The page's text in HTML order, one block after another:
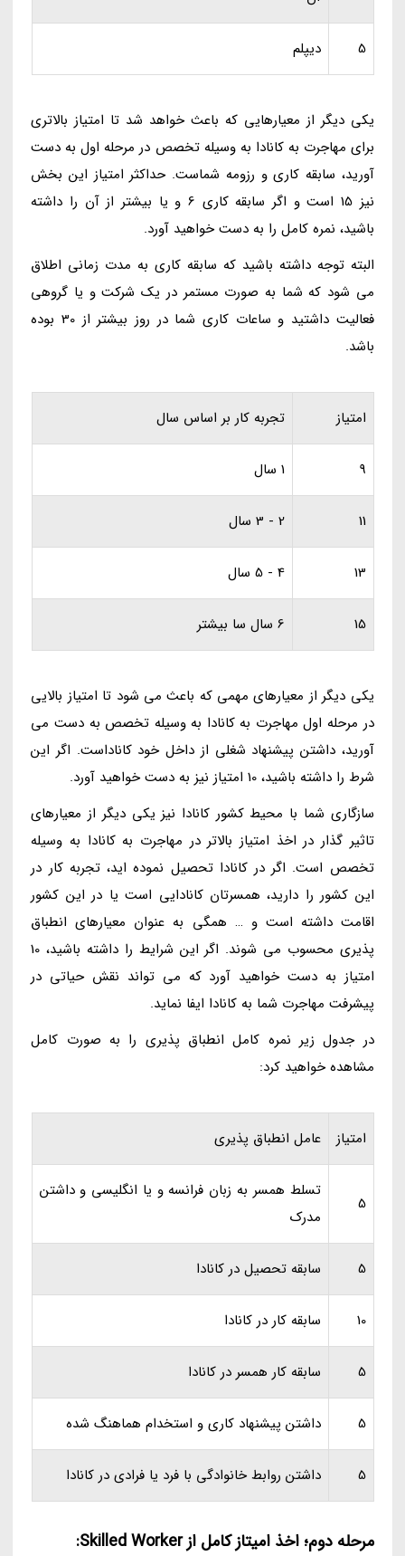
5 دیپلم
یکی دیگر از معیارهایی که باعث خواهد شد تا امتیاز بالاتری
برای مهاجرت به کانادا به وسیله تخصص در مرحله اول به دست
آورید، سابقه کاری و رزومه شماست. حداکثر امتیاز این بخش
نیز 15 است و اگر سابقه کاری 6 و یا بیشتر از آن را داشته
باشید، نمره کامل را به دست خواهید آورد.
البته توجه داشته باشید که سابقه کاری به مدت زمانی اطلاق
می شود که شما به صورت مستمر در یک شرکت و یا گروهی
فعالیت داشتید و ساعات کاری شما در روز بیشتر از 30 بوده
باشد.
امتیاز تجربه کار بر اساس سال
9 1 سال
11 2 - 3 سال
13 4 - 5 سال
15 6 سال سا بیشتر
یکی دیگر از معیارهای مهمی که باعث می شود تا امتیاز بالایی
در مرحله اول مهاجرت به کانادا به وسیله تخصص به دست می
آورید، داشتن پیشنهاد شغلی از داخل خود کاناداست. اگر این
شرط را داشته باشید، 10 امتیاز نیز به دست خواهید آورد.
سازگاری شما با محیط کشور کانادا نیز یکی دیگر از معیارهای
تاثیر گذار در اخذ امتیاز بالاتر در مهاجرت به کانادا به وسیله
تخصص است. اگر در کانادا تحصیل نموده اید، تجربه کار در
این کشور را دارید، همسرتان کانادایی است یا در این کشور
اقامت داشته است و … همگی به عنوان معیارهای انطباق
پذیری محسوب می شوند. اگر این شرایط را داشته باشید، 10
امتیاز به دست خواهید آورد که می تواند نقش حیاتی در
پیشرفت مهاجرت شما به کانادا ایفا نماید.
در جدول زیر نمره کامل انطباق پذیری را به صورت کامل
مشاهده خواهید کرد:
امتیاز عامل انطباق پذیری
5
تسلط همسر به زبان فرانسه و یا انگلیسی و داشتن
مدرک
5 سابقه تحصیل در کانادا
10 سابقه کار در کانادا
5 سابقه کار همسر در کانادا
5 داشتن پیشنهاد کاری و استخدام هماهنگ شده
5 داشتن روابط خانوادگی با فرد یا فرادی در کانادا
مرحله دوم؛ اخذ امیتاز کامل از Skilled Worker: